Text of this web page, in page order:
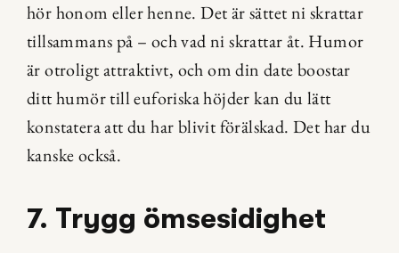
hör honom eller henne. Det är sättet ni skrattar
tillsammans på – och vad ni skrattar åt. Humor
är otroligt attraktivt, och om din date boostar
ditt humör till euforiska höjder kan du lätt
konstatera att du har blivit förälskad. Det har du
kanske också.
7. Trygg ömsesidighet